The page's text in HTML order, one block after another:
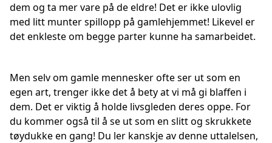
dem og ta mer vare på de eldre! Det er ikke ulovlig
med litt munter spillopp på gamlehjemmet! Likevel er
det enkleste om begge parter kunne ha samarbeidet.
Men selv om gamle mennesker ofte ser ut som en
egen art, trenger ikke det å bety at vi må gi blaffen i
dem. Det er viktig å holde livsgleden deres oppe. For
du kommer også til å se ut som en slitt og skrukkete
tøydukke en gang! Du ler kanskje av denne uttalelsen,